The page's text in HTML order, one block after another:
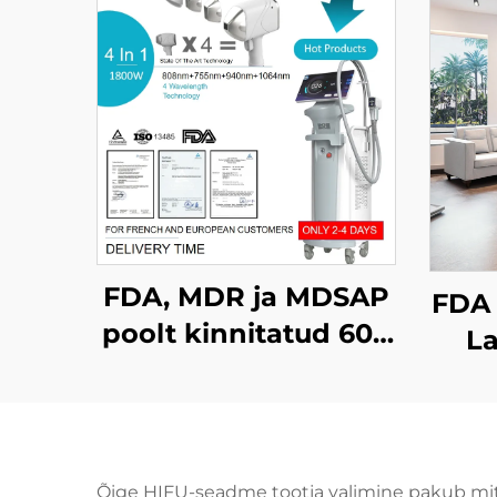
FDA, MDR ja MDSAP
poolt kinnitatud 600
juukse
Õige HIFU-seadme tootja valimine pakub